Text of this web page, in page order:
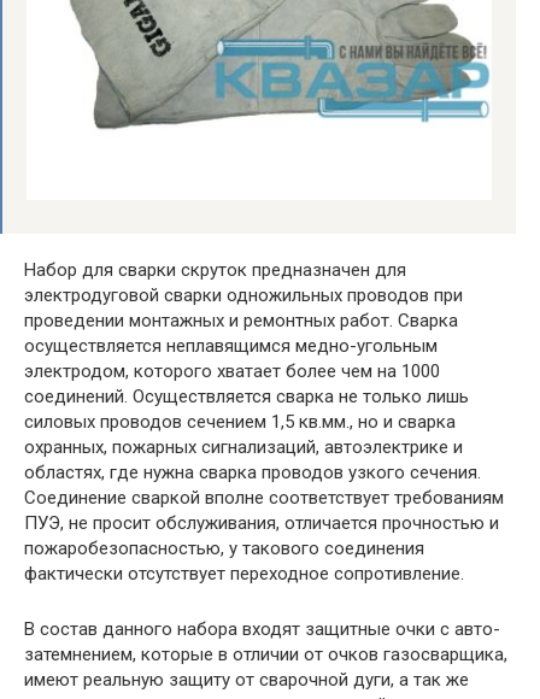
Набор для сварки скруток предназначен для
электродуговой сварки одножильных проводов при
проведении монтажных и ремонтных работ. Сварка
осуществляется неплавящимся медно-угольным
электродом, которого хватает более чем на 1000
соединений. Осуществляется сварка не только лишь
силовых проводов сечением 1,5 кв.мм., но и сварка
охранных, пожарных сигнализаций, автоэлектрике и
областях, где нужна сварка проводов узкого сечения.
Соединение сваркой вполне соответствует требованиям
ПУЭ, не просит обслуживания, отличается прочностью и
пожаробезопасностью, у такового соединения
фактически отсутствует переходное сопротивление.
В состав данного набора входят защитные очки с авто-
затемнением, которые в отличии от очков газосварщика,
имеют реальную защиту от сварочной дуги, а так же